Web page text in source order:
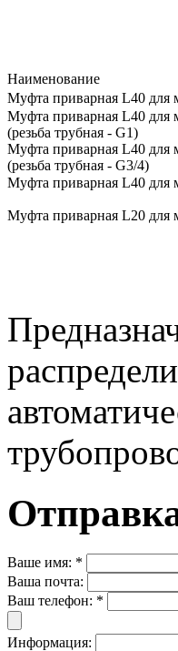
Наименование
Муфта приварная L40 для
Муфта приварная L40
(резьба трубная - G1)
Муфта приварная L40
(резьба трубная - G3/4)
Муфта приварная L40 для
Муфта приварная L20 для
Ваше имя: *
Ваша почта:
Ваш телефон: *
Информация: